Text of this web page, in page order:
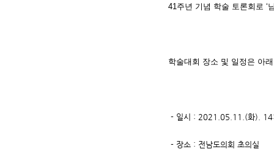
41주년 기념 학술 토론회 로 ‘
학술대회 장소 및 일정은 아
- 일시 : 2021.05.11.(화).
- 장소 : 전남도의회 초의실